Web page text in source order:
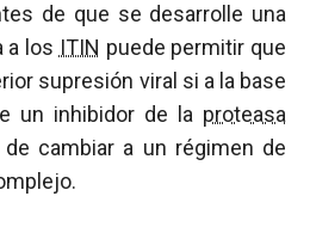
de que se desarrolle una
a los ITIN puede permitir que
supresión viral si a la base
un inhibidor de la proteasa
cambiar a un régimen de